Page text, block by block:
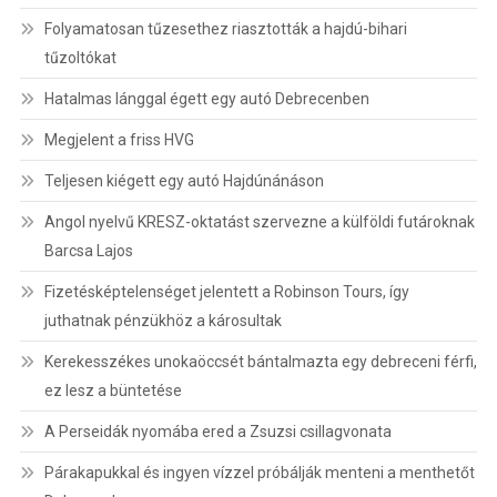
Folyamatosan tűzesethez riasztották a hajdú-bihari
tűzoltókat
Hatalmas lánggal égett egy autó Debrecenben
Megjelent a friss HVG
Teljesen kiégett egy autó Hajdúnánáson
Angol nyelvű KRESZ-oktatást szervezne a külföldi futároknak
Barcsa Lajos
Fizetésképtelenséget jelentett a Robinson Tours, így
juthatnak pénzükhöz a károsultak
Kerekesszékes unokaöccsét bántalmazta egy debreceni férfi,
ez lesz a büntetése
A Perseidák nyomába ered a Zsuzsi csillagvonata
Párakapukkal és ingyen vízzel próbálják menteni a menthetőt